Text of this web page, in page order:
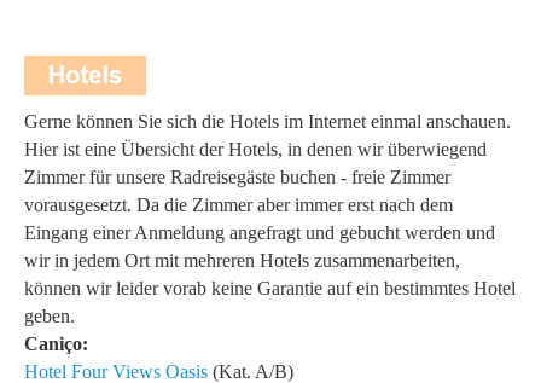
Gerne können Sie sich die Hotels im Internet einmal anschauen.
Hier ist eine Übersicht der Hotels, in denen wir überwiegend
Zimmer für unsere Radreisegäste buchen - freie Zimmer
vorausgesetzt. Da die Zimmer aber immer erst nach dem
Eingang einer Anmeldung angefragt und gebucht werden und
wir in jedem Ort mit mehreren Hotels zusammenarbeiten,
können wir leider vorab keine Garantie auf ein bestimmtes Hotel
geben.
Caniço:
Hotel Four Views Oasis (Kat. A/B)